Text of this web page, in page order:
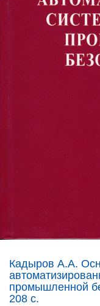
Кадыров А.А.
промышленной
208 с.